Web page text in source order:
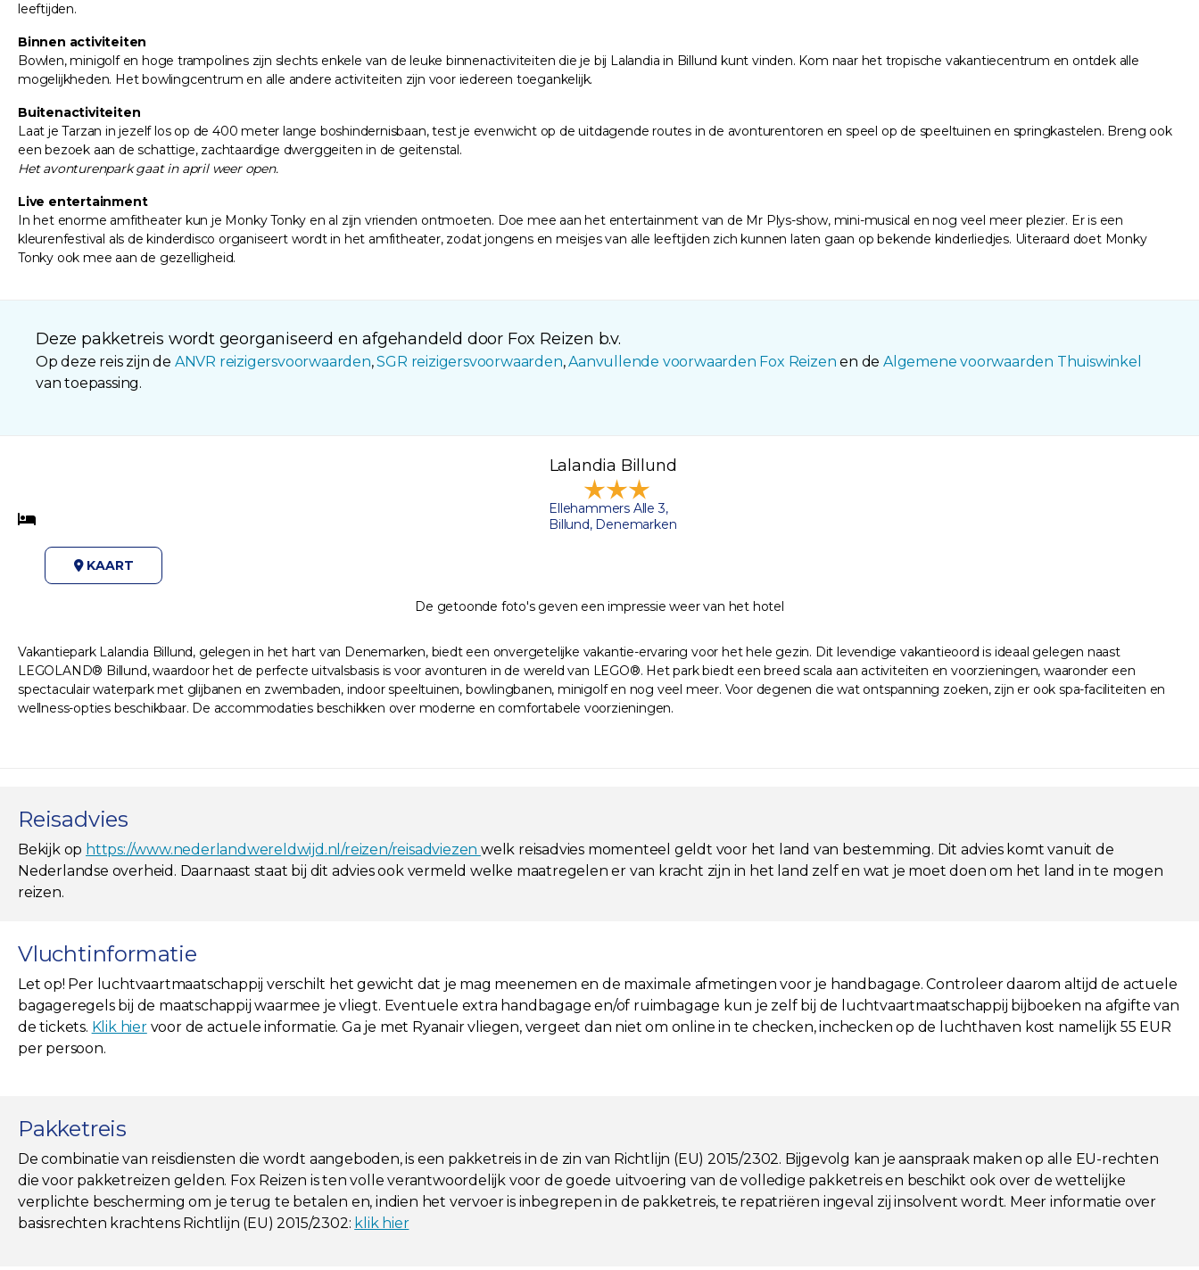
leeftijden.
Binnen activiteiten
Bowlen, minigolf en hoge trampolines zijn slechts enkele van de leuke binnenactiviteiten die je bij Lalandia in Billund kunt vinden. Kom naar het tropische vakantiecentrum en ontdek alle
mogelijkheden. Het bowlingcentrum en alle andere activiteiten zijn voor iedereen toegankelijk.
Buitenactiviteiten
Laat je Tarzan in jezelf los op de 400 meter lange boshindernisbaan, test je evenwicht op de uitdagende routes in de avonturentoren en speel op de speeltuinen en springkastelen. Breng ook
een bezoek aan de schattige, zachtaardige dwerggeiten in de geitenstal.
Het avonturenpark gaat in april weer open.
Live entertainment
In het enorme amfitheater kun je Monky Tonky en al zijn vrienden ontmoeten. Doe mee aan het entertainment van de Mr Plys-show, mini-musical en nog veel meer plezier. Er is een
kleurenfestival als de kinderdisco organiseert wordt in het amfitheater, zodat jongens en meisjes van alle leeftijden zich kunnen laten gaan op bekende kinderliedjes. Uiteraard doet Monky
Tonky ook mee aan de gezelligheid.
Deze pakketreis wordt georganiseerd en afgehandeld door Fox Reizen b.v.
Op deze reis zijn de ANVR reizigersvoorwaarden,SGR reizigersvoorwaarden,Aanvullende voorwaarden Fox Reizen en deAlgemene voorwaarden Thuiswinkel
van toepassing.
Lalandia Billund
Ellehammers Alle 3,
Billund, Denemarken
KAART
De getoonde foto's geven een impressie weer van het hotel
Vakantiepark Lalandia Billund, gelegen in het hart van Denemarken, biedt een onvergetelijke vakantie-ervaring voor het hele gezin. Dit levendige vakantieoord is ideaal gelegen naast
LEGOLAND® Billund, waardoor het de perfecte uitvalsbasis is voor avonturen in de wereld van LEGO®. Het park biedt een breed scala aan activiteiten en voorzieningen, waaronder een
spectaculair waterpark met glijbanen en zwembaden, indoor speeltuinen, bowlingbanen, minigolf en nog veel meer. Voor degenen die wat ontspanning zoeken, zijn er ook spa-faciliteiten en
wellness-opties beschikbaar. De accommodaties beschikken over moderne en comfortabele voorzieningen.
Reisadvies
Bekijk op https://www.nederlandwereldwijd.nl/reizen/reisadviezen welk reisadvies momenteel geldt voor het land van bestemming. Dit advies komt vanuit de
Nederlandse overheid. Daarnaast staat bij dit advies ook vermeld welke maatregelen er van kracht zijn in het land zelf en wat je moet doen om het land in te mogen
reizen.
Vluchtinformatie
Let op! Per luchtvaartmaatschappij verschilt het gewicht dat je mag meenemen en de maximale afmetingen voor je handbagage. Controleer daarom altijd de actuele
bagageregels bij de maatschappij waarmee je vliegt. Eventuele extra handbagage en/of ruimbagage kun je zelf bij de luchtvaartmaatschappij bijboeken na afgifte van
de tickets. Klik hiervoor de actuele informatie. Ga je met Ryanair vliegen, vergeet dan niet om online in te checken, inchecken op de luchthaven kost namelijk 55 EUR
per persoon.
Pakketreis
De combinatie van reisdiensten die wordt aangeboden, is een pakketreis in de zin van Richtlijn (EU) 2015/2302. Bijgevolg kan je aanspraak maken op alle EU-rechten
die voor pakketreizen gelden. Fox Reizen is ten volle verantwoordelijk voor de goede uitvoering van de volledige pakketreis en beschikt ook over de wettelijke
verplichte bescherming om je terug te betalen en, indien het vervoer is inbegrepen in de pakketreis, te repatriëren ingeval zij insolvent wordt. Meer informatie over
basisrechten krachtens Richtlijn (EU) 2015/2302: klik hier